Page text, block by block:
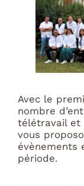
Avec le
nombre
télétravail et
vous
évènements
période.